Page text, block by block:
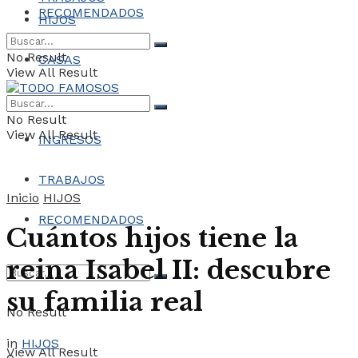
HIJOS
CASAS
COCHES
INGRESOS
TRABAJOS
RECOMENDADOS
No Result
View All Result
RECOMENDADOS
No Result
View All Result
No Result
View All Result
Inicio HIJOS
Cuántos hijos tiene la
reina Isabel II: descubre
su familia real
in HIJOS